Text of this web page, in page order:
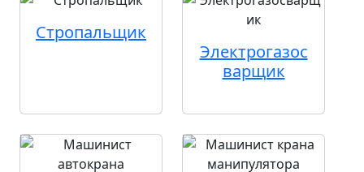
Стропальщик
Электрогазос
варщик